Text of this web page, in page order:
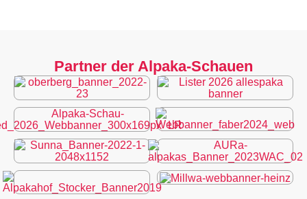
Partner der Alpaka-Schauen